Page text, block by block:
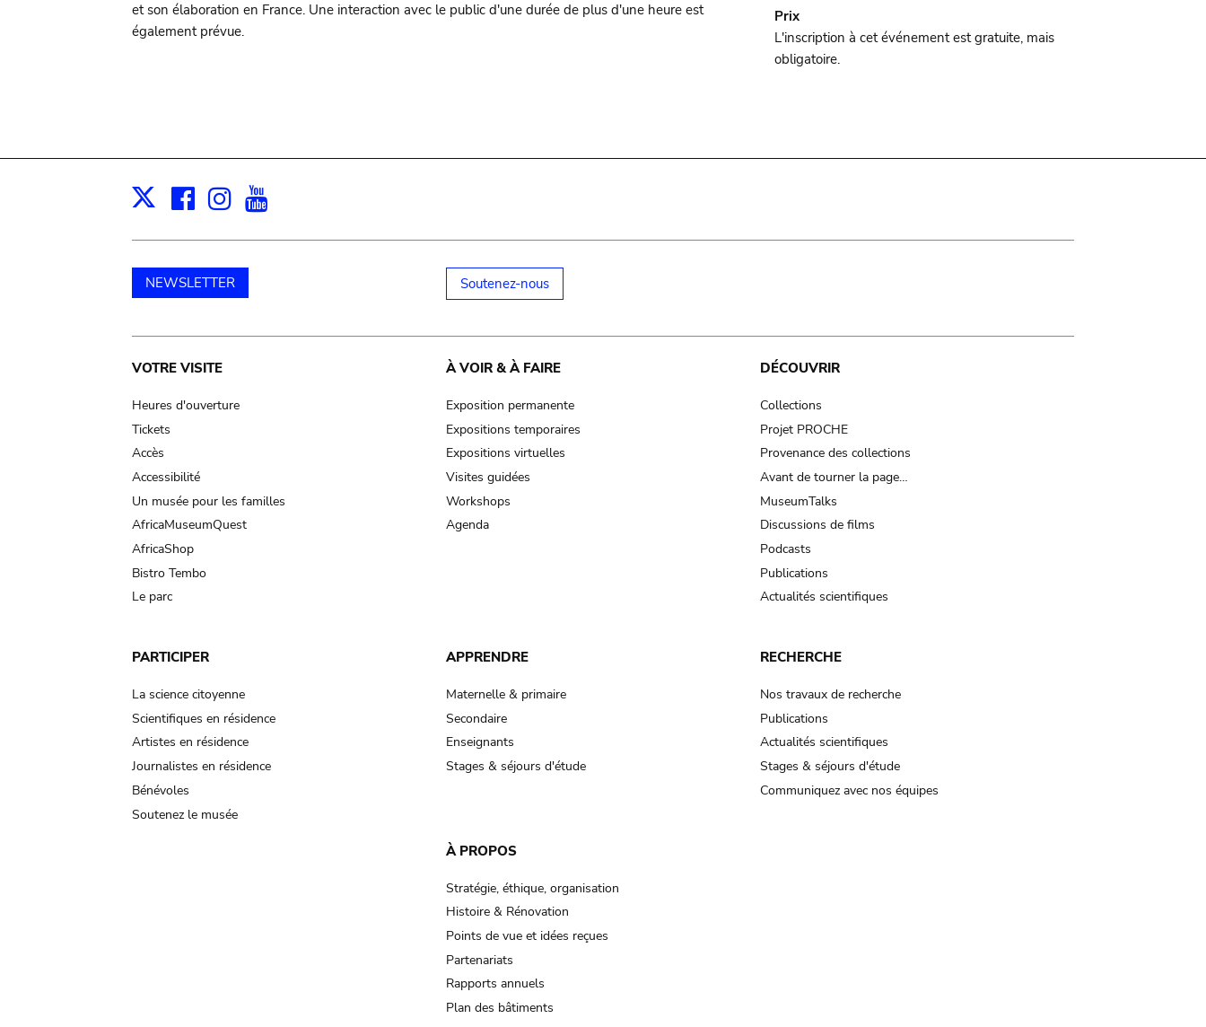
et son élaboration en France. Une interaction avec le public d'une durée de plus d'une heure est
également prévue.
Prix
L'inscription à cet événement est gratuite, mais
obligatoire.
X Facebook
Instagram
NEWSLETTER Soutenez-nous
Main
navigation
VOTRE VISITE
Heures d'ouverture
Tickets
Accès
Accessibilité
Un musée pour les familles
AfricaMuseumQuest
AfricaShop
Bistro Tembo
Le parc
À VOIR & À FAIRE
Exposition permanente
Expositions temporaires
Expositions virtuelles
Visites guidées
Workshops
Agenda
DÉCOUVRIR
Collections
Projet PROCHE
Provenance des collections
Avant de tourner la page…
MuseumTalks
Discussions de films
Podcasts
Publications
Actualités scientifiques
PARTICIPER
La science citoyenne
Scientifiques en résidence
Artistes en résidence
Journalistes en résidence
Bénévoles
Soutenez le musée
APPRENDRE
Maternelle & primaire
Secondaire
Enseignants
Stages & séjours d'étude
RECHERCHE
Nos travaux de recherche
Publications
Actualités scientifiques
Stages & séjours d'étude
Communiquez avec nos équipes
À PROPOS
Stratégie, éthique, organisation
Histoire & Rénovation
Points de vue et idées reçues
Partenariats
Rapports annuels
Plan des bâtiments